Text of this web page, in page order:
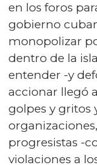
en los foros
gobierno
monopolizar
dentro de la
entender -y
accionar llegó
golpes y gritos
progresistas -
violaciones a